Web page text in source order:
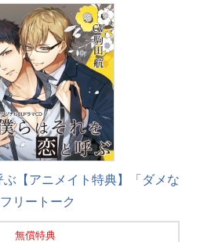
【アニメイト特典】「ダメな
リートーク
無償特典